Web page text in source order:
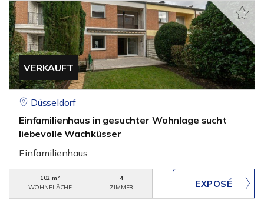
VERKAUFT
Düsseldorf
Einfamilienhaus in gesuchter Wohnlage sucht
liebevolle Wachküsser
Einfamilienhaus
102 m²
WOHNFLÄCHE
4
ZIMMER